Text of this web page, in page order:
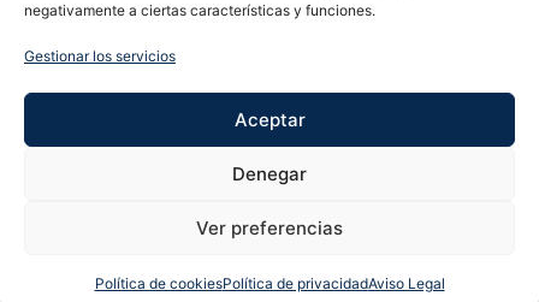
negativamente a ciertas características y funciones.
Gestionar los servicios
Aceptar
Denegar
Ver preferencias
Política de cookiesPolítica de privacidadAviso Legal
¡¡Suscríbete y prometemos no dar mucho el
Te enviaremos sólo cosas importantes.
Copyright © 2026 VP Vicente Perez | Desarrollado por Bubango Networks